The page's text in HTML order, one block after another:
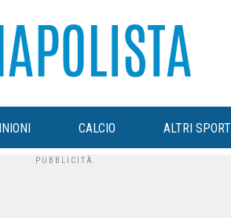
CALCIO ALTRI SPORT